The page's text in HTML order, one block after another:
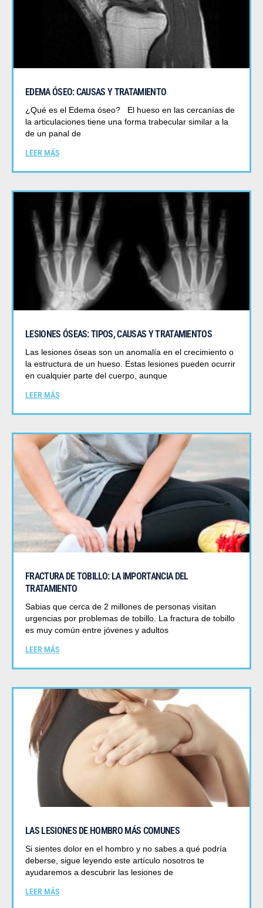
EDEMA ÓSEO: CAUSAS Y TRATAMIENTO
¿Qué es el Edema óseo? El hueso en las cercanías de
la articulaciones tiene una forma trabecular similar a la
de un panal de
LEER MÁS
LESIONES ÓSEAS: TIPOS, CAUSAS Y TRATAMIENTOS
Las lesiones óseas son un anomalía en el crecimiento o
la estructura de un hueso. Estas lesiones pueden ocurrir
en cualquier parte del cuerpo, aunque
LEER MÁS
FRACTURA DE TOBILLO: LA IMPORTANCIA DEL
TRATAMIENTO
Sabias que cerca de 2 millones de personas visitan
urgencias por problemas de tobillo. La fractura de tobillo
es muy común entre jóvenes y adultos
LEER MÁS
LAS LESIONES DE HOMBRO MÁS COMUNES
Si sientes dolor en el hombro y no sabes a qué podría
deberse, sigue leyendo este artículo nosotros te
ayudaremos a descubrir las lesiones de
LEER MÁS